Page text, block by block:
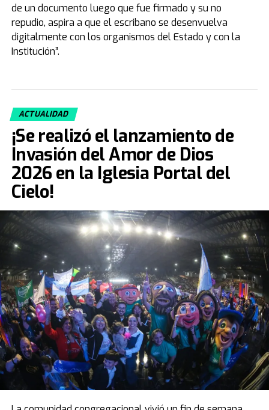
de un documento luego que fue firmado y su no
repudio, aspira a que el escribano se desenvuelva
digitalmente con los organismos del Estado y con la
Institución”.
ACTUALIDAD
¡Se realizó el lanzamiento de
Invasión del Amor de Dios
2026 en la Iglesia Portal del
Cielo!